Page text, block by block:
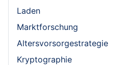
Laden
Marktforschung
Altersvorsorgestrategie
Kryptographie